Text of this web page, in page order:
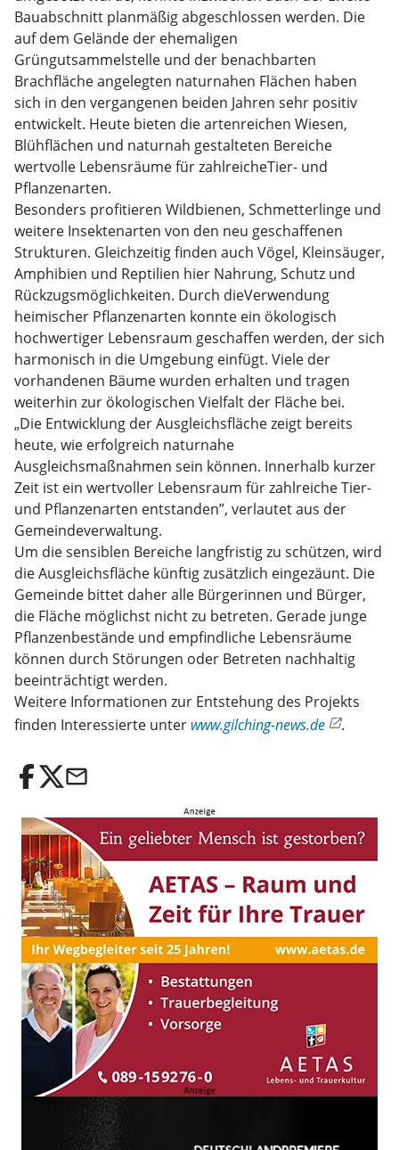
Bauabschnitt planmäßig abgeschlossen werden. Die
auf dem Gelände der ehemaligen
Grüngutsammelstelle und der benachbarten
Brachfläche angelegten naturnahen Flächen haben
sich in den vergangenen beiden Jahren sehr positiv
entwickelt. Heute bieten die artenreichen Wiesen,
Blühflächen und naturnah gestalteten Bereiche
wertvolle Lebensräume für zahlreicheTier- und
Pflanzenarten.
Besonders profitieren Wildbienen, Schmetterlinge und
weitere Insektenarten von den neu geschaffenen
Strukturen. Gleichzeitig finden auch Vögel, Kleinsäuger,
Amphibien und Reptilien hier Nahrung, Schutz und
Rückzugsmöglichkeiten. Durch dieVerwendung
heimischer Pflanzenarten konnte ein ökologisch
hochwertiger Lebensraum geschaffen werden, der sich
harmonisch in die Umgebung einfügt. Viele der
vorhandenen Bäume wurden erhalten und tragen
weiterhin zur ökologischen Vielfalt der Fläche bei.
„Die Entwicklung der Ausgleichsfläche zeigt bereits
heute, wie erfolgreich naturnahe
Ausgleichsmaßnahmen sein können. Innerhalb kurzer
Zeit ist ein wertvoller Lebensraum für zahlreiche Tier-
und Pflanzenarten entstanden”, verlautet aus der
Gemeindeverwaltung.
Um die sensiblen Bereiche langfristig zu schützen, wird
die Ausgleichsfläche künftig zusätzlich eingezäunt. Die
Gemeinde bittet daher alle Bürgerinnen und Bürger,
die Fläche möglichst nicht zu betreten. Gerade junge
Pflanzenbestände und empfindliche Lebensräume
können durch Störungen oder Betreten nachhaltig
beeinträchtigt werden.
Weitere Informationen zur Entstehung des Projekts
finden Interessierte unter www.gilching-news.de .
email